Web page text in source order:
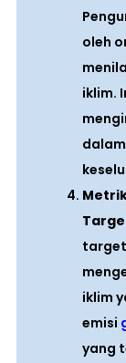
oleh
iklim.
iklim
emisi
yang